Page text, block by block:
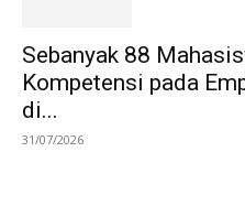
Sebanyak 88
Kompetensi pada
di...
31/07/2026